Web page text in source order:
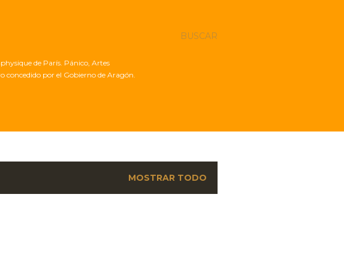
BUSCAR
de París. Pánico, Artes
concedido por el Gobierno de Aragón.
MOSTRAR TODO